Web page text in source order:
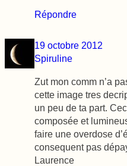
Répondre
19 octobre 2012
Spiruline
Zut mon comm n’a
cette image tres
un peu de ta part.
composée et
faire une overdose
consequent pas
Laurence